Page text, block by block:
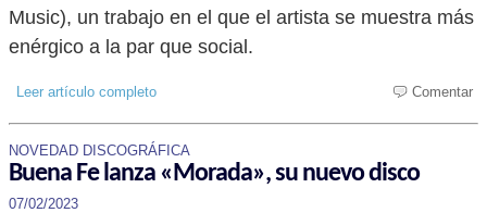
Music), un trabajo en el que el artista se muestra más
enérgico a la par que social.
Leer artículo completo Comentar
NOVEDAD DISCOGRÁFICA
Buena Fe lanza «Morada», su nuevo disco
07/02/2023